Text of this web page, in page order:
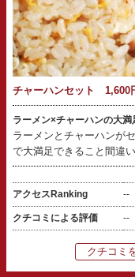
チャーハンセット 1,600
ラーメン×チャーハンの大
ラーメンとチャーハンが
で大満足できること間違
アクセスRanking --
クチコミによる評価 --
クチコミ